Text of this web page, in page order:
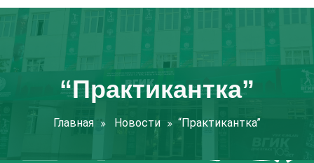
“Практикантка”
Главная Новости “Практикантка”